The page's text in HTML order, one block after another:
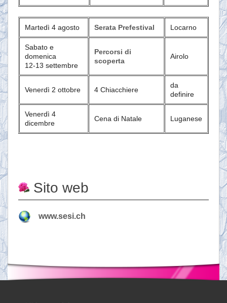
Martedì 4 agosto Serata Prefestival Locarno
Sabato e
domenica
12-13 settembre
Percorsi di
scoperta
Airolo
Venerdì 2 ottobre 4 Chiacchiere
da
definire
Venerdì 4
dicembre
Cena di Natale Luganese
Sito web
www.sesi.ch